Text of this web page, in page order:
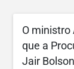
O ministro
que a
Jair